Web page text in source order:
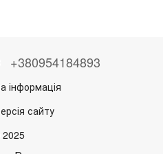
+380954184893
інформація
сайту